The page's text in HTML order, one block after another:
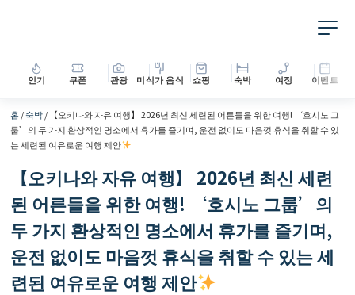
인기 쿠폰 관광 미식가 음식 쇼핑 숙박 여정 이벤트
홈/숙박/ 【오키나와 자유 여행】 2026년 최신 세련된 어른들을 위한 여행! ‘호시노 그
룹’의 두 가지 환상적인 명소에서 휴가를 즐기며, 운전 없이도 마음껏 휴식을 취할 수 있
는 세련된 여유로운 여행 제안
【오키나와 자유 여행】 2026년 최신 세련
된 어른들을 위한 여행! ‘호시노 그룹’의
두 가지 환상적인 명소에서 휴가를 즐기며,
운전 없이도 마음껏 휴식을 취할 수 있는 세
련된 여유로운 여행 제안